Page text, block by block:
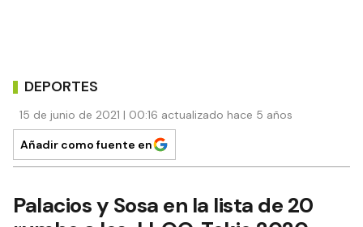
DEPORTES
15 de junio de 2021 | 00:16 actualizado hace 5 años
Añadir como fuente en
Palacios y Sosa en la lista de 20